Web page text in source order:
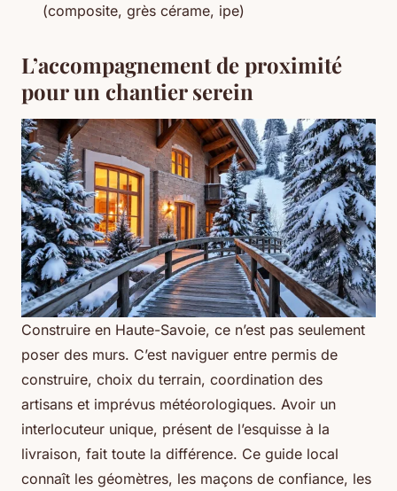
(composite, grès cérame, ipe)
L’accompagnement de proximité
pour un chantier serein
Construire en Haute-Savoie, ce n’est pas seulement
poser des murs. C’est naviguer entre permis de
construire, choix du terrain, coordination des
artisans et imprévus météorologiques. Avoir un
interlocuteur unique, présent de l’esquisse à la
livraison, fait toute la différence. Ce guide local
connaît les géomètres, les maçons de confiance, les